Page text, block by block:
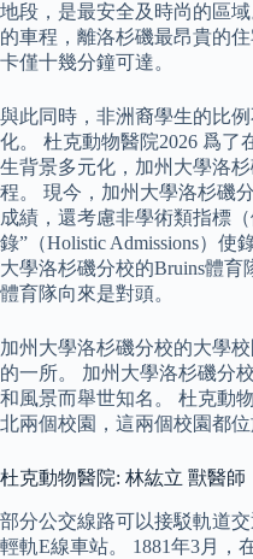
地段，是最安全及時尚的區
的車程，離洛杉磯最昂貴的
卡僅十幾分鐘可達。
與此同時，非洲裔學生的比
化。 杜克動物醫院2026 爲了
生背景多元化，加州大學洛
程。 現今，加州大學洛杉磯
成績，還考慮非學術類指標
錄”（Holistic Admissions）
大學洛杉磯分校的Bruins體育
體育隊向來是對頭。
加州大學洛杉磯分校的大學
的一所。 加州大學洛杉磯分
和風景而舉世知名。 杜克動
北兩個校園，這兩個校園都位
杜克動物醫院: 林紘立 獸醫師
部分公交線路可以接駁軌道
輕軌E線車站。 1881年3月，